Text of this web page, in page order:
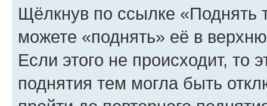
Щёлкнув по ссылке «Поднять
можете «поднять» её в
Если этого не происходит, то
поднятия тем могла быть